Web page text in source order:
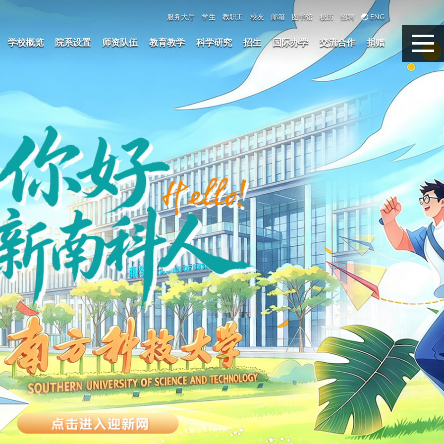
ENG
招聘
校历
图书馆
邮箱
校友
教职工
学生
服务大厅
捐赠
交流合作
国际办学
招生
科学研究
教育教学
师资队伍
院系设置
学校概览